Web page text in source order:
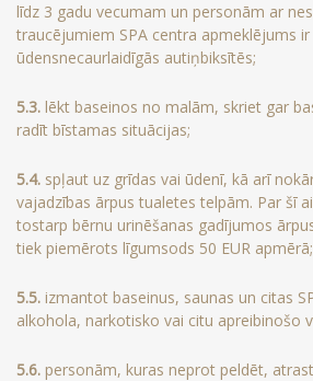
līdz 3 gadu vecumam un personām ar
traucējumiem SPA centra apmeklējums
ūdensnecaurlaidīgās autiņbiksītēs;
5.3. lēkt baseinos no malām, skriet gar
radīt bīstamas situācijas;
5.4. spļaut uz grīdas vai ūdenī, kā arī
vajadzības ārpus tualetes telpām. Par šī
tostarp bērnu urinēšanas gadījumos
tiek piemērots līgumsods 50 EUR apmērā;
5.5. izmantot baseinus, saunas un citas
alkohola, narkotisko vai citu apreibinošo
5.6. personām, kuras neprot peldēt,